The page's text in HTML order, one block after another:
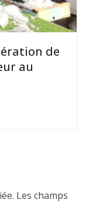
de
au
Les champs